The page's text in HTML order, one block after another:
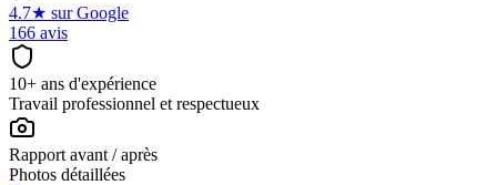
4.7★ sur Google
166 avis
10+ ans d'expérience
Travail professionnel et respectueux
Rapport avant / après
Photos détaillées